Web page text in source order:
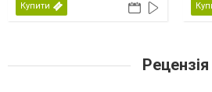
Купити
Рецензія